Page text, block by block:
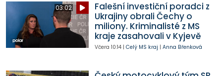
03:02
Falešní investiční poradci z
Ukrajiny obrali Čechy o
miliony. Kriminalisté z MS
kraje zasahovali v Kyjevě
Včera 10:14| Celý MS kraj | Anna Břenková